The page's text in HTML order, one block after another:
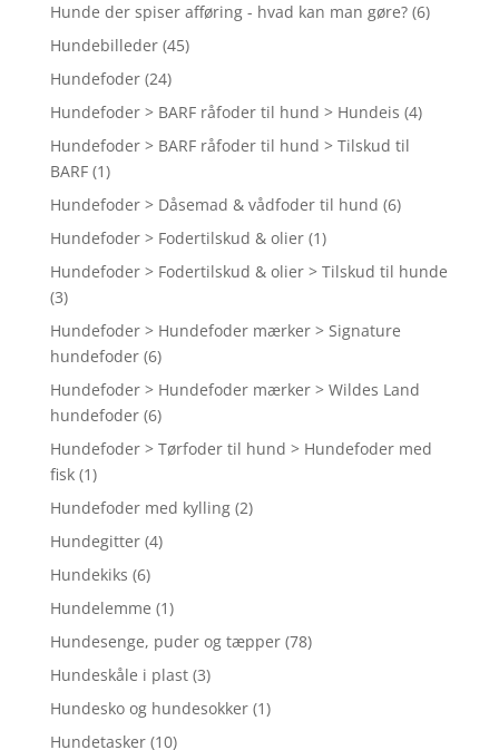
Hunde der spiser afføring - hvad kan man gøre? (6)
Hundebilleder (45)
Hundefoder (24)
Hundefoder > BARF råfoder til hund > Hundeis (4)
Hundefoder > BARF råfoder til hund > Tilskud til
BARF (1)
Hundefoder > Dåsemad & vådfoder til hund (6)
Hundefoder > Fodertilskud & olier (1)
Hundefoder > Fodertilskud & olier > Tilskud til hunde
(3)
Hundefoder > Hundefoder mærker > Signature
hundefoder (6)
Hundefoder > Hundefoder mærker > Wildes Land
hundefoder (6)
Hundefoder > Tørfoder til hund > Hundefoder med
fisk (1)
Hundefoder med kylling (2)
Hundegitter (4)
Hundekiks (6)
Hundelemme (1)
Hundesenge, puder og tæpper (78)
Hundeskåle i plast (3)
Hundesko og hundesokker (1)
Hundetasker (10)